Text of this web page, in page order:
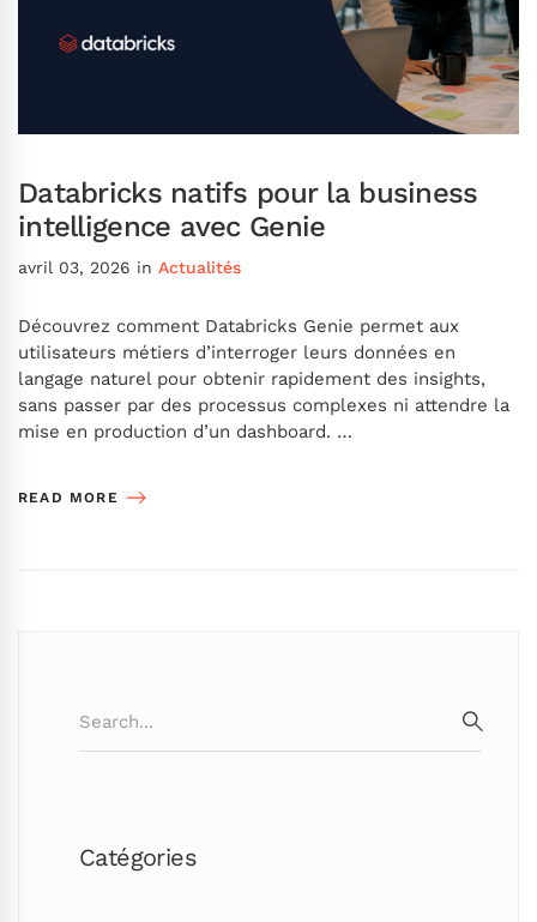
Databricks natifs pour la business
intelligence avec Genie
avril 03, 2026 in Actualités
Découvrez comment Databricks Genie permet aux
utilisateurs métiers d’interroger leurs données en
langage naturel pour obtenir rapidement des insights,
sans passer par des processus complexes ni attendre la
mise en production d’un dashboard. …
READ MORE
for:
Catégories